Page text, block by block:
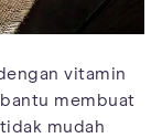
vitamin
membuat
mudah